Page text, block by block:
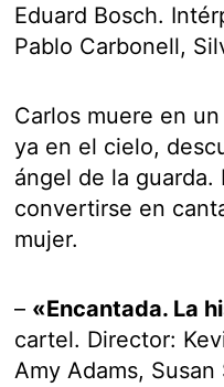
Eduard Bosch.
Pablo Carbonell,
Carlos muere en
ya en el cielo,
ángel de la guarda.
convertirse en
mujer.
– «Encantada. La
cartel. Director:
Amy Adams,